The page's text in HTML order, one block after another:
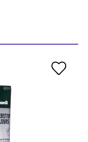
y crema